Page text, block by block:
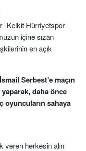
-Kelkit Hürriyetspor
içine sızan
en açık
Serbest’e maçın
daha önce
oyuncuların sahaya
veren herkesin alın